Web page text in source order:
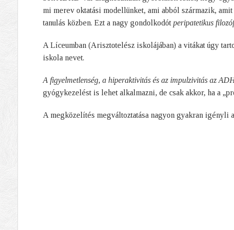
mi merev oktatási modellünket, ami abból származik,
tanulás közben. Ezt a nagy gondolkodót peripatetikus
A Líceumban (Arisztotelész iskolájában) a vitákat úgy
iskola nevet.
A figyelmetlenség, a hiperaktivitás és az impulzivitás az
gyógykezelést is lehet alkalmazni, de csak akkor, ha a
A megközelítés megváltoztatása nagyon gyakran igényli